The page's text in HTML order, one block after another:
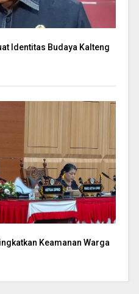
Identitas Budaya Kalteng
Keamanan Warga